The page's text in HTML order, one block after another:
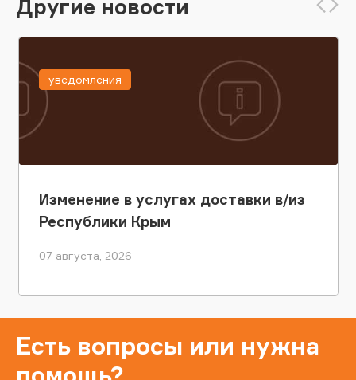
Другие новости
Изменение в услугах доставки в/из
Республики Крым
07 августа, 2026
уведомления
Есть вопросы или нужна